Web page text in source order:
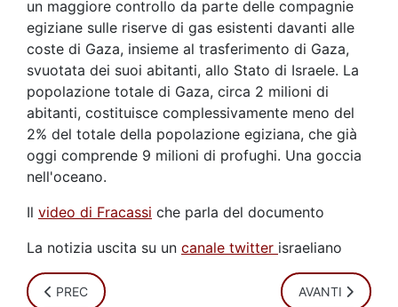
un maggiore controllo da parte delle compagnie
egiziane sulle riserve di gas esistenti davanti alle
coste di Gaza, insieme al trasferimento di Gaza,
svuotata dei suoi abitanti, allo Stato di Israele. La
popolazione totale di Gaza, circa 2 milioni di
abitanti, costituisce complessivamente meno del
2% del totale della popolazione egiziana, che già
oggi comprende 9 milioni di profughi. Una goccia
nell'oceano.
Il video di Fracassi che parla del documento
La notizia uscita su un canale twitter israeliano
ARTICOLO PRECEDENTE: FRANCO FRACASSI: ISRAELE,
PREC ARTICOLO
AVANTI